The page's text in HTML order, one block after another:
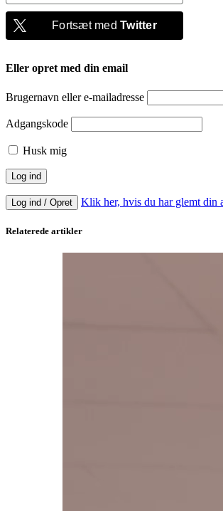
Fortsæt medTwitter
Eller opret med din email
Brugernavn eller e-mailadresse
Adgangskode
Husk mig
Log ind / Opret Klik her, hvis du har glemt din
Relaterede artikler